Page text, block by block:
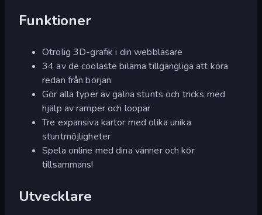
Funktioner
Otrolig 3D-grafik i din webbläsare
34 av de coolaste bilarna tillgängliga att köra
redan från början
Gör alla typer av galna stunts och tricks med
hjälp av ramper och loopar
Tre expansiva kartor med olika unika
stuntmöjligheter
Spela online med dina vänner och kör
tillsammans!
Utvecklare